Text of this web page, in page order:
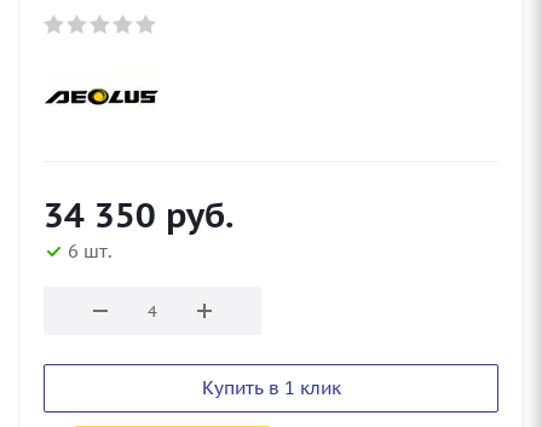
34 350 руб.
6 шт.
Купить в 1 клик